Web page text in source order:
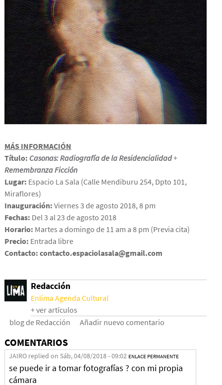
MÁS INFORMACIÓN
Título: Casonas: Radiografía de la Residencialidad+
Remembranza Ficción
Lugar: Espacio La Sala (Calle Mendiburu 254, Dpto 101,
Miraflores)
Inauguración: Viernes 3 de agosto 2018, 8 pm
Fechas: Del 3 al 23 de agosto 2018
Horario: Martes a domingo de 11 am a 8 pm (Previa cita)
Precio: Entrada libre
Contacto: contacto.espaciolasala@gmail.com
Redacción
Enlima Agenda Cultural
+ ver artículos
blog de Redacción
Añadir nuevo comentario
COMENTARIOS
JAIRO replied on Sáb, 04/08/2018 - 09:02 ENLACE PERMANENTE
se puede ir a tomar fotografías ? con mi propia
cámara